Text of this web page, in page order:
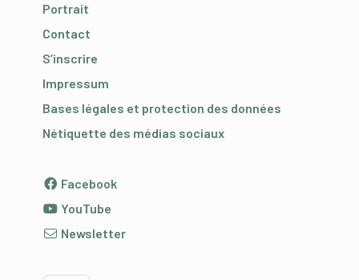
Portrait
Contact
S’inscrire
Impressum
Bases légales et protection des données
Nétiquette des médias sociaux
Facebook
YouTube
Newsletter